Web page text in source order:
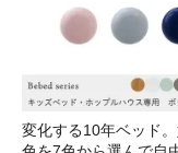
変化する10年ベッド